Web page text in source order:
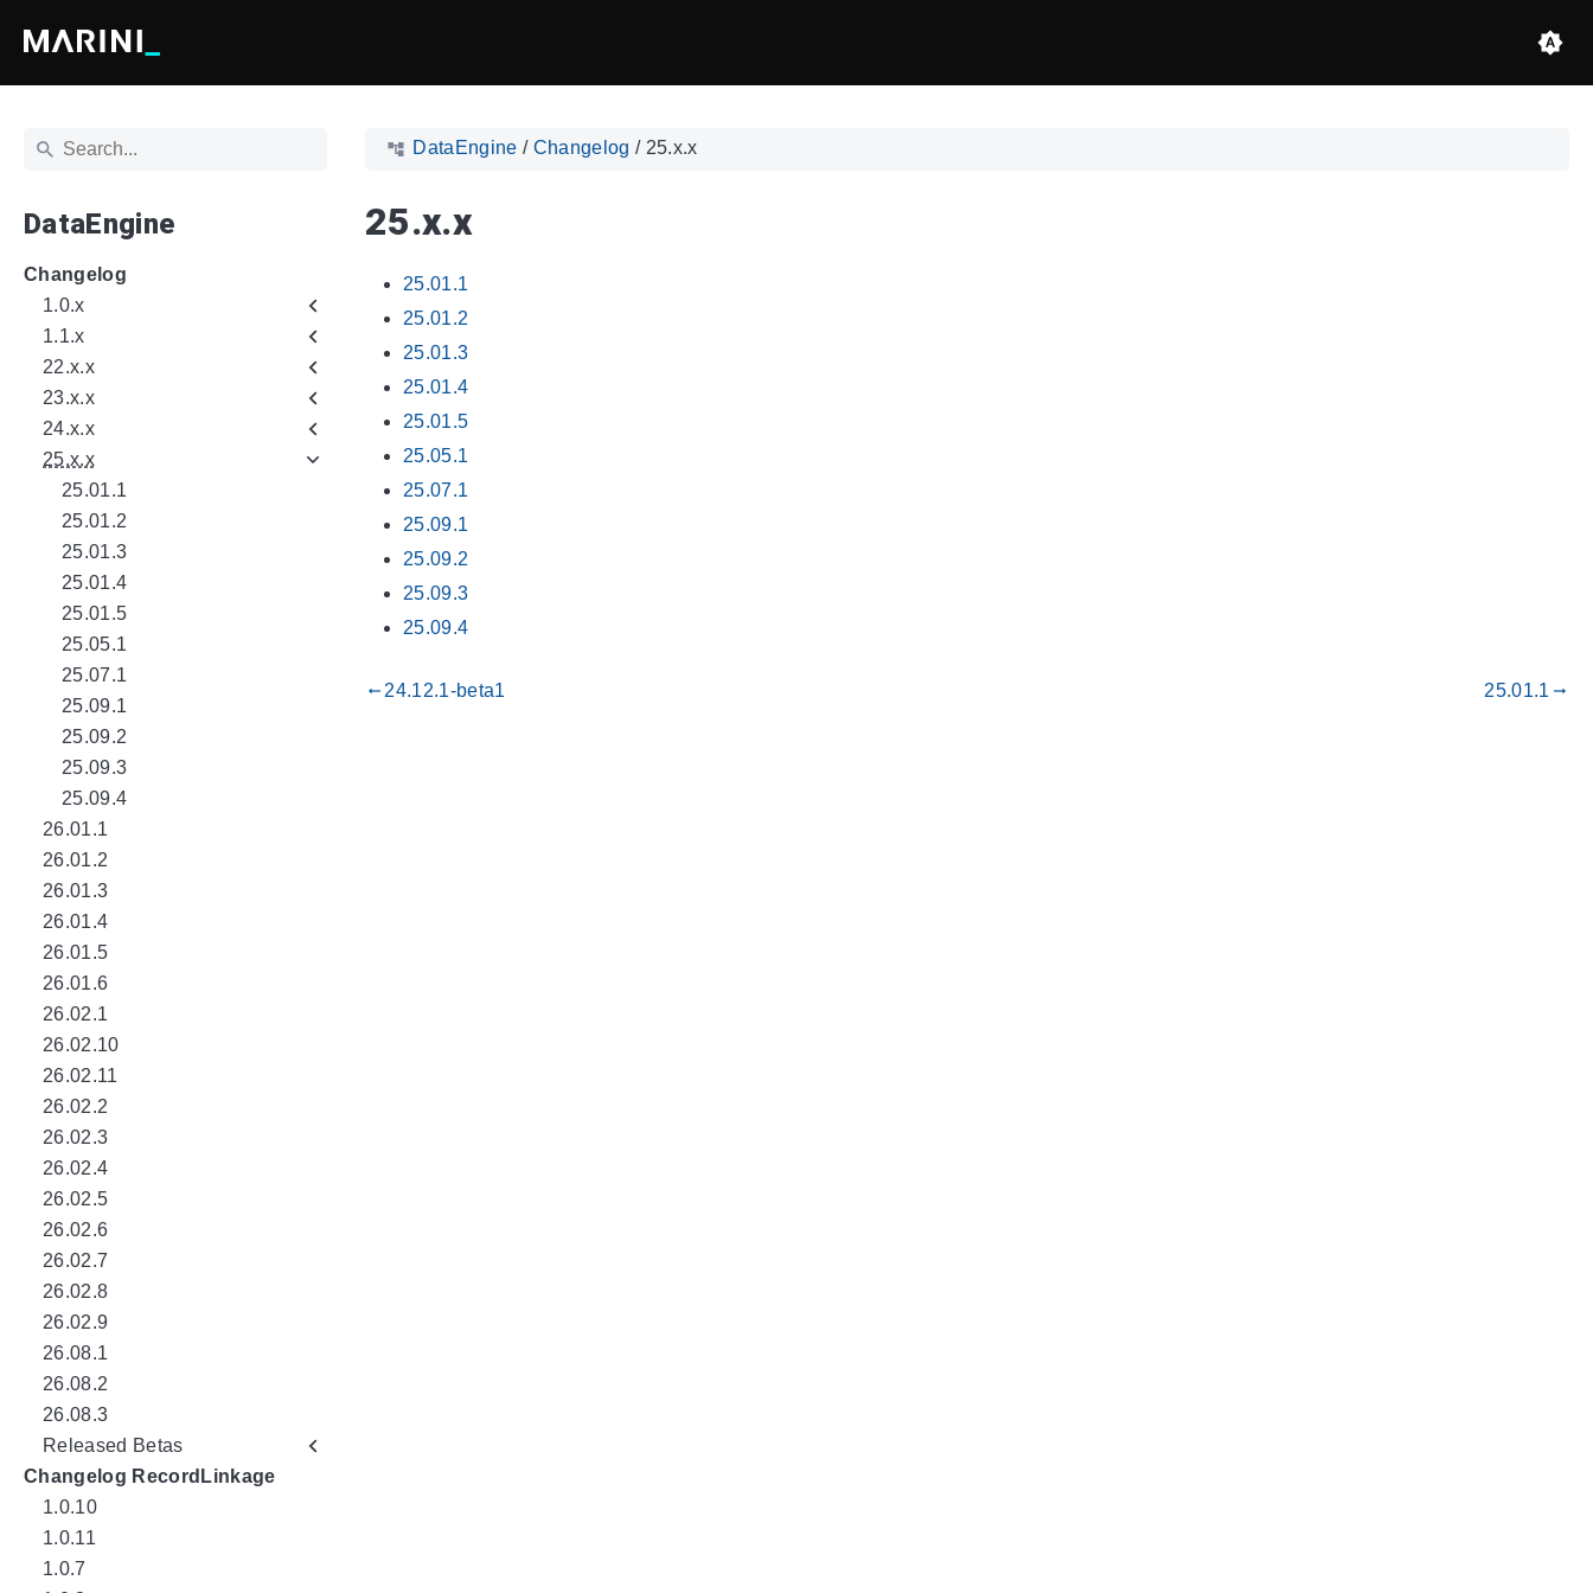
DataEngine
Changelog
1.0.x
1.1.x
22.x.x
23.x.x
24.x.x
25.x.x
25.01.1
25.01.2
25.01.3
25.01.4
25.01.5
25.05.1
25.07.1
25.09.1
25.09.2
25.09.3
25.09.4
26.01.1
26.01.2
26.01.3
26.01.4
26.01.5
26.01.6
26.02.1
26.02.10
26.02.11
26.02.2
26.02.3
26.02.4
26.02.5
26.02.6
26.02.7
26.02.8
26.02.9
26.08.1
26.08.2
26.08.3
Released Betas
Changelog RecordLinkage
1.0.10
1.0.11
1.0.7
DataEngine / Changelog / 25.x.x
25.x.x
25.01.1
25.01.2
25.01.3
25.01.4
25.01.5
25.05.1
25.07.1
25.09.1
25.09.2
25.09.3
25.09.4
gdoc_arrow_left_alt24.12.1-beta1 25.01.1 gdoc_arrow_right_alt